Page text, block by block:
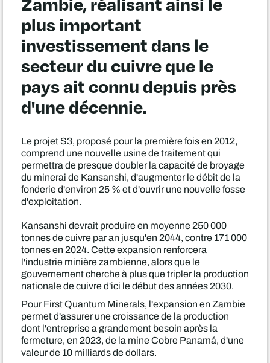
plus important
investissement dans le
secteur du cuivre que le
pays ait connu depuis près
d'une décennie.
Le projet S3, proposé pour la première fois en 2012,
comprend une nouvelle usine de traitement qui
permettra de presque doubler la capacité de broyage
du minerai de Kansanshi, d'augmenter le débit de la
fonderie d'environ 25 % et d'ouvrir une nouvelle fosse
d'exploitation.
Kansanshi devrait produire en moyenne 250 000
tonnes de cuivre par an jusqu'en 2044, contre 171 000
tonnes en 2024. Cette expansion renforcera
l'industrie minière zambienne, alors que le
gouvernement cherche à plus que tripler la production
nationale de cuivre d'ici le début des années 2030.
Pour First Quantum Minerals, l'expansion en Zambie
permet d'assurer une croissance de la production
dont l'entreprise a grandement besoin après la
fermeture, en 2023, de la mine Cobre Panamá, d'une
valeur de 10 milliards de dollars.